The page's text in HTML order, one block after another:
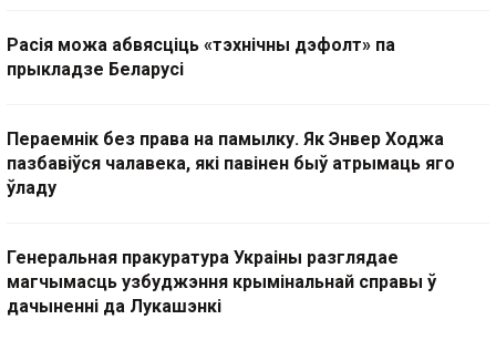
Расія можа абвясціць «тэхнічны дэфолт» па
прыкладзе Беларусі
Пераемнік без права на памылку. Як Энвер Ходжа
пазбавіўся чалавека, які павінен быў атрымаць яго
ўладу
Генеральная пракуратура Украіны разглядае
магчымасць узбуджэння крымінальнай справы ў
дачыненні да Лукашэнкі